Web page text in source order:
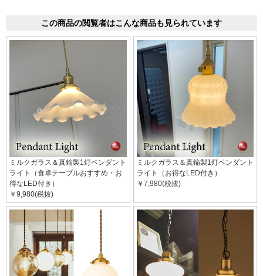
この商品の閲覧者はこんな商品も見られています
ミルクガラス＆真鍮製1灯ペンダント
ライト（食卓テーブルおすすめ・お
得なLED付き）
￥9,980(税抜)
ミルクガラス＆真鍮製1灯ペンダント
ライト（お得なLED付き）
￥7,980(税抜)